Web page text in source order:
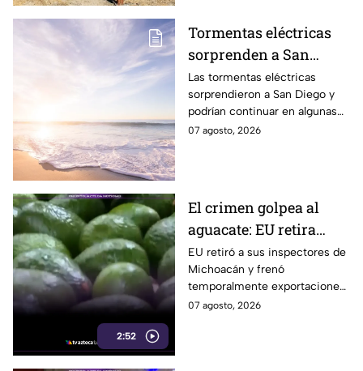
Tormentas eléctricas
sorprenden a San
Diego; autoridades
advierten que
continuarán durante el
fin de semana
Las tormentas eléctricas
sorprendieron a San Diego y
podrían continuar en algunas
zonas durante el fin de
07 agosto, 2026
2:52
El crimen golpea al
aguacate: EU retira
inspectores y suspende
temporalmente
exportaciones
EU retiró a sus inspectores de
Michoacán y frenó
temporalmente exportaciones
de aguacate ante la
07 agosto, 2026